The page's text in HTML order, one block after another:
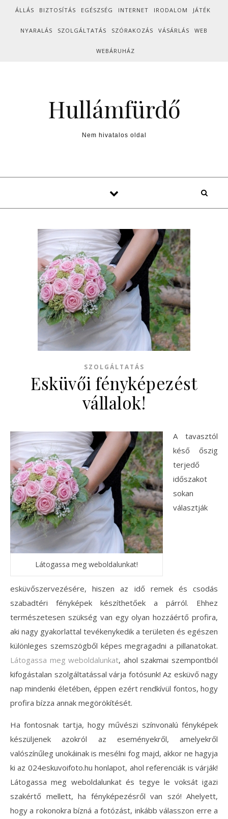
Skip to content
ÁLLÁS BIZTOSÍTÁS EGÉSZSÉG INTERNET IRODALOM JÁTÉK
NYARALÁS SZOLGÁLTATÁS SZÓRAKOZÁS VÁSÁRLÁS WEB
WEBÁRUHÁZ
Hullámfürdő
Nem hivatalos oldal
SZOLGÁLTATÁS
Esküvői fényképezést
vállalok!
Látogassa meg weboldalunkat!
A tavasztól
késő őszig
terjedő
időszakot
sokan
választják
esküvőszervezésére, hiszen az idő remek és csodás
szabadtéri fényképek készíthetőek a párról. Ehhez
természetesen szükség van egy olyan hozzáértő profira,
aki nagy gyakorlattal tevékenykedik a területen és egészen
különleges szemszögből képes megragadni a pillanatokat.
Látogassa meg weboldalunkat, ahol szakmai szempontból
kifogástalan szolgáltatással várja fotósunk! Az esküvő nagy
nap mindenki életében, éppen ezért rendkívül fontos, hogy
profira bízza annak megörökítését.
Ha fontosnak tartja, hogy művészi színvonalú fényképek
készüljenek azokról az eseményekről, amelyekről
valószínűleg unokáinak is mesélni fog majd, akkor ne hagyja
ki az 024eskuvoifoto.hu honlapot, ahol referenciák is várják!
Látogassa meg weboldalunkat és tegye le voksát igazi
szakértő mellett, ha fényképezésről van szó! Ahelyett,
hogy a rokonokra bízná a fotózást, inkább válasszon erre a